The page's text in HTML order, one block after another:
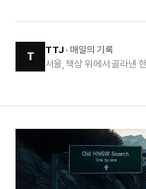
T
TTJ · 매일의 기록
서울, 책상 위에서 골라낸